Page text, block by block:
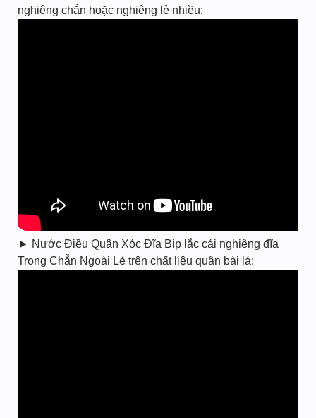
nghiêng chẵn hoặc nghiêng lẻ nhiều:
► Nước Điều Quân Xóc Đĩa Bịp lắc cái nghiêng đĩa
Trong Chẵn Ngoài Lẻ trên chất liệu quân bài lá: